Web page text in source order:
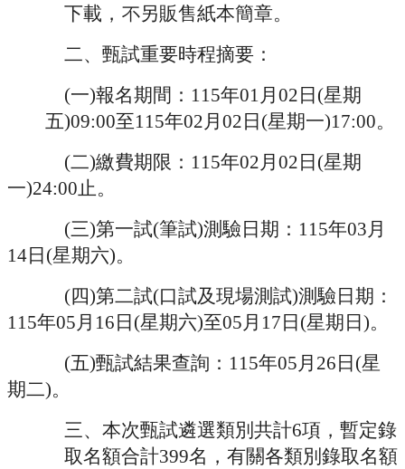
下載，不另販售紙本簡章。
二、甄試重要時程摘要：
(一)報名期間： 115年01月02 日 (星期
五)09:00至115年02月 02 日 (星期一)17:00。
(二)繳費期限： 115年02月02 日 (星期
一)24:00止。
(三)第一試(筆試)測驗日期： 115年03月
14日 (星期六)。
(四)第二試(口試及現場測試)測驗日期：
115年05月 16 日 (星期六)至05月 17 日 (星期日 )。
(五)甄試結果查詢： 115年05月 26 日 (星
期二)。
三、本次甄試遴選類別共計6項，暫定錄
取名額合計399名， 有關各類別錄取名額